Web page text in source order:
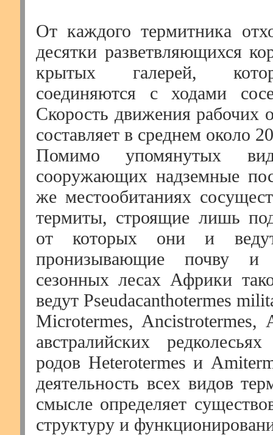
От каждого термитника
десятки разветвляющихся
крытых галерей,
соединяются с ходами
Скорость движения рабочих
составляет в среднем около
Помимо упомянутых
сооружающих надземные
же местообитаниях
термиты, строящие лишь
от которых они и
пронизывающие почву и
сезонных лесах Африки
ведут Pseudacanthotermes
Microtermes, Ancistrotermes,
австралийских
родов Heterotermes и
деятельность всех видов
смысле определяет
структуру и